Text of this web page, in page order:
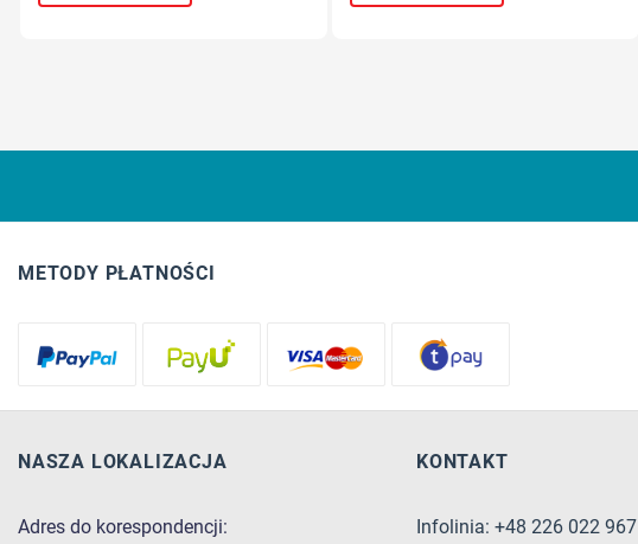
METODY PŁATNOŚCI
NASZA LOKALIZACJA
Adres do korespondencji:
KONTAKT
Infolinia: +48 226 022 967